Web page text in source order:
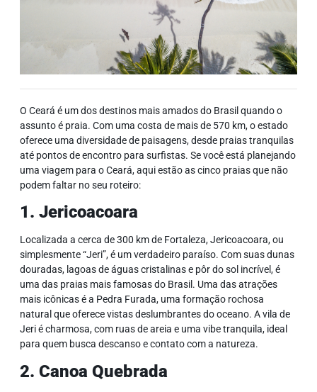
O Ceará é um dos destinos mais amados do Brasil quando o
assunto é praia. Com uma costa de mais de 570 km, o estado
oferece uma diversidade de paisagens, desde praias tranquilas
até pontos de encontro para surfistas. Se você está planejando
uma viagem para o Ceará, aqui estão as cinco praias que não
podem faltar no seu roteiro:
1. Jericoacoara
Localizada a cerca de 300 km de Fortaleza, Jericoacoara, ou
simplesmente “Jeri”, é um verdadeiro paraíso. Com suas dunas
douradas, lagoas de águas cristalinas e pôr do sol incrível, é
uma das praias mais famosas do Brasil. Uma das atrações
mais icônicas é a Pedra Furada, uma formação rochosa
natural que oferece vistas deslumbrantes do oceano. A vila de
Jeri é charmosa, com ruas de areia e uma vibe tranquila, ideal
para quem busca descanso e contato com a natureza.
2. Canoa Quebrada